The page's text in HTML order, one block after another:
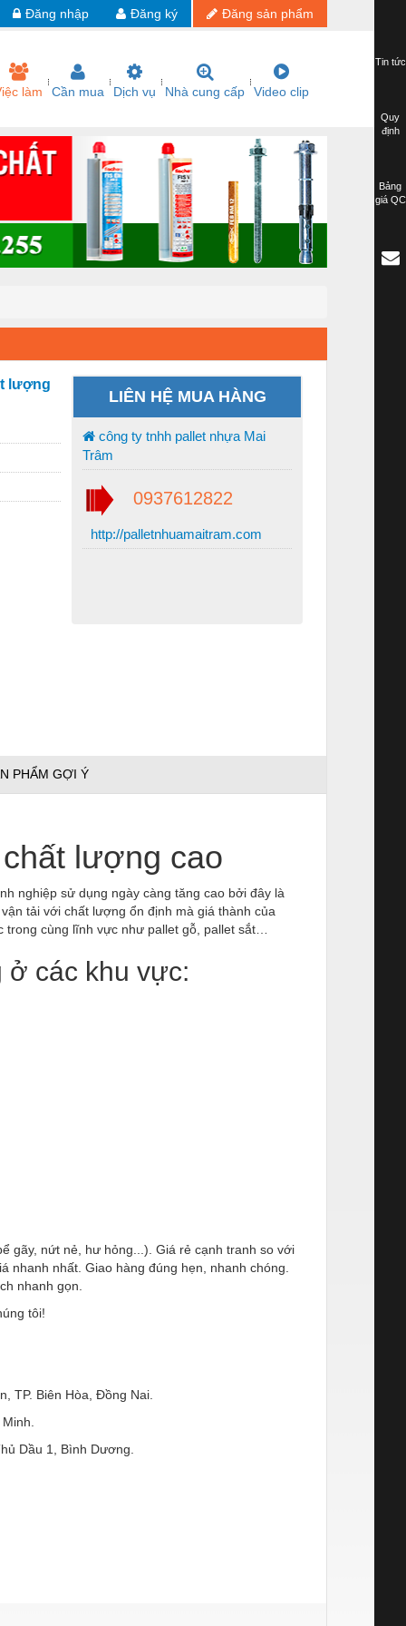
Đăng sản phẩm
Đăng ký
Đăng nhập
làm Cần mua Dịch vụ Nhà cung cấp Video clip
lượng
LIÊN HỆ MUA HÀNG
công ty tnhh pallet nhựa Mai
Trâm
0937612822
http://palletnhuamaitram.com
PHẨM GỢI Ý
lượng cao
nghiệp sử dụng ngày càng tăng cao bởi đây là
tải với chất lượng ổn định mà giá thành của
cùng lĩnh vực như pallet gỗ, pallet sắt…
các khu vực:
gãy, nứt nẻ, hư hỏng...). Giá rẻ cạnh tranh so với
nhất. Giao hàng đúng hẹn, nhanh chóng.
nhanh gọn.
tôi!
TP. Biên Hòa, Đồng Nai.
Dầu 1, Bình Dương.
Tin tức
Quy
định
Bảng
giá QC